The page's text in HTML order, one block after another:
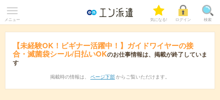
メニュー 気になる! ログイン 検索
【未経験OK！ビギナー活躍中！】ガイドワイヤーの接
合・滅菌袋シール/日払いOKのお仕事情報は、掲載が終了していま
す
掲載時の情報は、 ページ下部 からご覧いただけます。